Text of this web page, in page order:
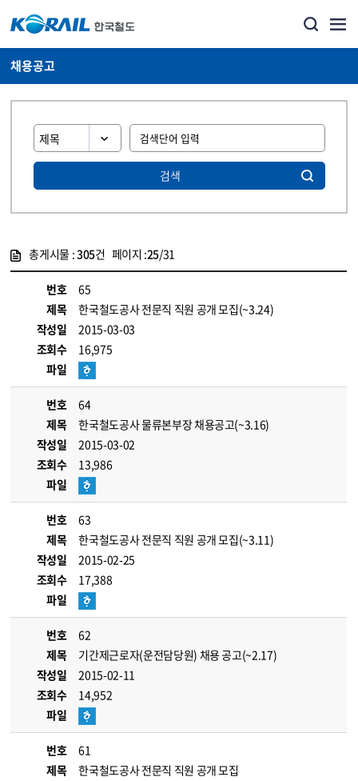
채용공고
검색
총게시물 :305건 페이지 :25/31
번호
65
제목
한국철도공사 전문직 직원 공개 모집(~3.24)
작성일
2015-03-03
조회수
16,975
파일
번호
64
제목
한국철도공사 물류본부장 채용공고(~3.16)
작성일
2015-03-02
조회수
13,986
파일
번호
63
제목
한국철도공사 전문직 직원 공개 모집(~3.11)
작성일
2015-02-25
조회수
17,388
파일
번호
62
제목
기간제근로자(운전담당원) 채용 공고(~2.17)
작성일
2015-02-11
조회수
14,952
파일
번호
61
제목
한국철도공사 전문직 직원 공개 모집